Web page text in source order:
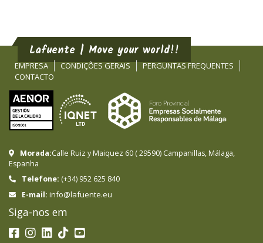
Lafuente | Move your world!!
EMPRESA CONDIÇÕES GERAIS
PERGUNTAS FREQUENTES
CONTACTO
Morada:Calle Ruiz y Maiquez 60 (29590) Campanillas, Málaga,
Espanha
Telefone: (+34) 952 625 840
E-mail: info@lafuente.eu
Siga-nos em